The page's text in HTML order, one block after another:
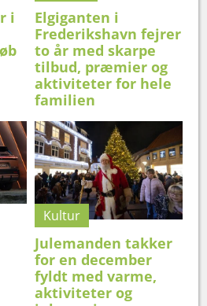
i
Elgiganten i
Frederikshavn fejrer
to år med skarpe
tilbud, præmier og
aktiviteter for hele
familien
Kultur
Julemanden takker
for en december
fyldt med varme,
aktiviteter og